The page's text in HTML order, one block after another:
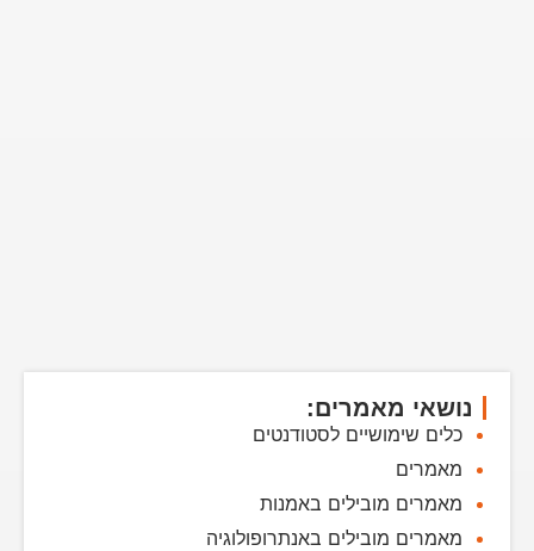
נושאי מאמרים:
כלים שימושיים לסטודנטים
מאמרים
מאמרים מובילים באמנות
מאמרים מובילים באנתרופולוגיה